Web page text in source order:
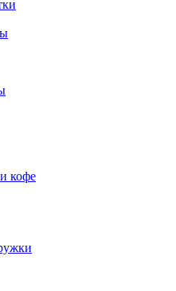
кофе